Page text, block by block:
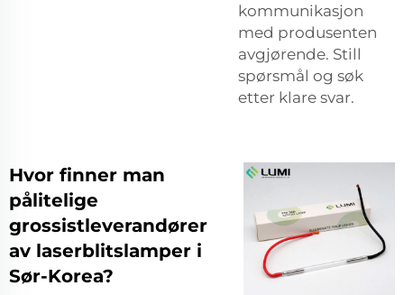
kommunikasjon
med produsenten
avgjørende. Still
spørsmål og søk
etter klare svar.
Hvor finner man
pålitelige
grossistleverandører
av laserblitslamper i
Sør-Korea?